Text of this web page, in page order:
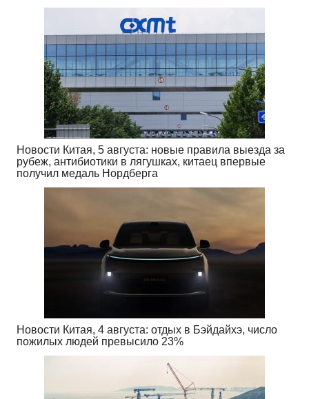
Новости Китая, 5 августа: новые правила выезда за
рубеж, антибиотики в лягушках, китаец впервые
получил медаль Нордберга
Новости Китая, 4 августа: отдых в Бэйдайхэ, число
пожилых людей превысило 23%